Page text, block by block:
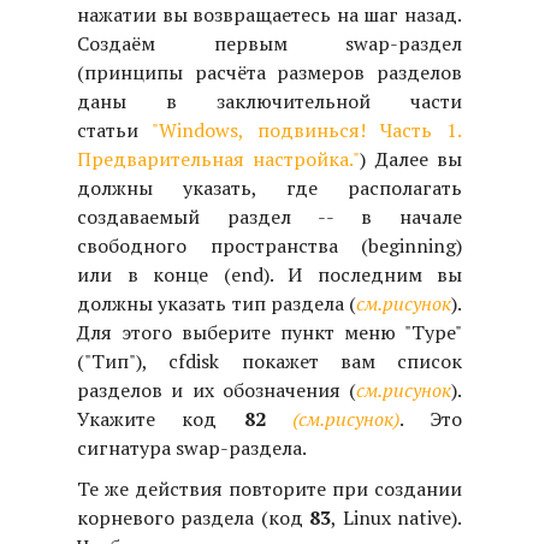
нажатии вы возвращаетесь на шаг назад.
Создаём первым swap-раздел
(принципы расчёта размеров разделов
даны в заключительной части
статьи "Windows, подвинься! Часть 1.
Предварительная настройка.") Далее вы
должны указать, где располагать
создаваемый раздел -- в начале
свободного пространства (beginning)
или в конце (end). И последним вы
должны указать тип раздела (см.рисунок).
Для этого выберите пункт меню "Type"
("Тип"), cfdisk покажет вам список
разделов и их обозначения (см.рисунок).
Укажите код 82 (см.рисунок). Это
сигнатура swap-раздела.
Те же действия повторите при создании
корневого раздела (код 83, Linux native).